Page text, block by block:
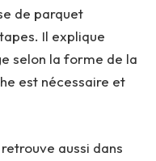
de parquet
Il explique
selon la forme de la
est nécessaire et
aussi dans